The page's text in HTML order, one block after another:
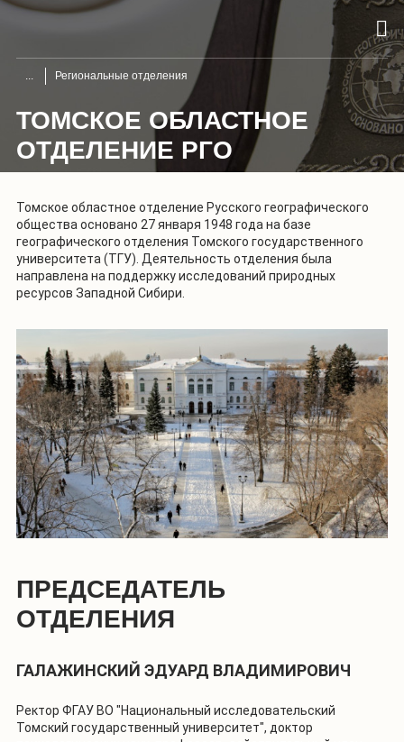
Региональные отделения
ТОМСКОЕ ОБЛАСТНОЕ
ОТДЕЛЕНИЕ РГО
Томское областное отделение Русского географического
общества основано 27 января 1948 года на базе
географического отделения Томского государственного
университета (ТГУ). Деятельность отделения была
направлена на поддержку исследований природных
ресурсов Западной Сибири.
ПРЕДСЕДАТЕЛЬ
ОТДЕЛЕНИЯ
ГАЛАЖИНСКИЙ ЭДУАРД ВЛАДИМИРОВИЧ
Ректор ФГАУ ВО "Национальный исследовательский
Томский государственный университет", доктор